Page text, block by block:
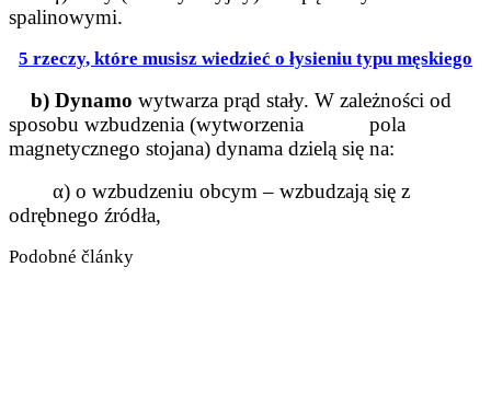
spalinowymi.
5 rzeczy, które musisz wiedzieć o łysieniu typu męskiego
b) Dynamo wytwarza prąd stały. W zależności od
sposobu wzbudzenia (wytworzenia pola
magnetycznego stojana) dynama dzielą się na:
α) o wzbudzeniu obcym – wzbudzają się z
odrębnego źródła,
Podobné články